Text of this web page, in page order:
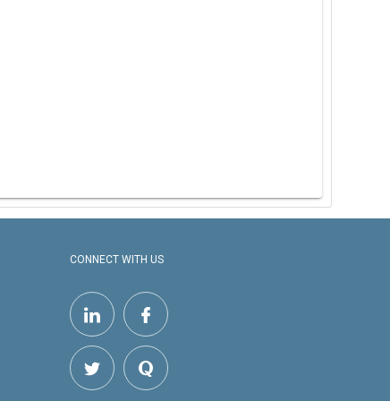
CONNECT WITH US